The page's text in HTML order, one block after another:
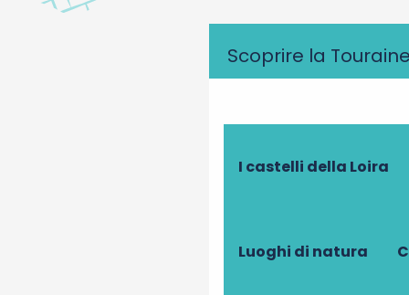
Scoprire la
I castelli della Loira
Luoghi di natura